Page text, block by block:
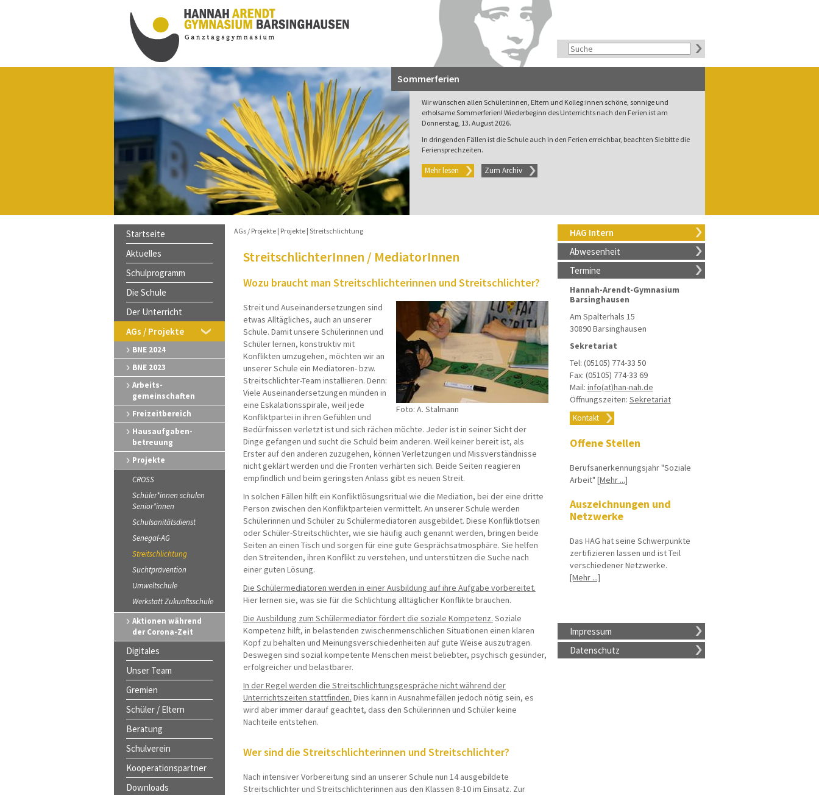
Sommerferien
Wir wünschen allen Schüler:innen, Eltern und Kolleg:innen schöne, sonnige und
erholsame Sommerferien! Wiederbeginn des Unterrichts nach den Ferien ist am
Donnerstag, 13. August 2026.
In dringenden Fällen ist die Schule auch in den Ferien erreichbar, beachten Sie bitte die
Feriensprechzeiten.
Mehr lesen Zum Archiv
HAG Intern
Abwesenheit
Termine
Hannah-Arendt-Gymnasium
Barsinghausen
Am Spalterhals 15
30890 Barsinghausen
Sekretariat
Tel: (05105) 774-33 50
Fax: (05105) 774-33 69
Mail: info(at)han-nah.de
Öffnungszeiten: Sekretariat
Kontakt
Offene Stellen
Berufsanerkennungsjahr "Soziale
Arbeit" [Mehr ...]
Auszeichnungen und
Netzwerke
Das HAG hat seine Schwerpunkte
zertifizieren lassen und ist Teil
verschiedener Netzwerke.
[Mehr ...]
Impressum
Datenschutz
Startseite
Aktuelles
Schulprogramm
Die Schule
Der Unterricht
AGs / Projekte
BNE 2024
BNE 2023
Arbeits-
gemeinschaften
Freizeitbereich
Hausaufgaben-
betreuung
Projekte
CROSS
Schüler*innen schulen
Senior*innen
Schulsanitätsdienst
Senegal-AG
Streitschlichtung
Suchtprävention
Umweltschule
Werkstatt Zukunftsschule
Aktionen während
der Corona-Zeit
Digitales
Unser Team
Gremien
Schüler / Eltern
Beratung
Schulverein
Kooperationspartner
Downloads
AGs / Projekte Projekte Streitschlichtung
StreitschlichterInnen / MediatorInnen
Wozu braucht man Streitschlichterinnen und Streitschlichter?
Foto: A. Stalmann
Streit und Auseinandersetzungen sind
etwas Alltägliches, auch an unserer
Schule. Damit unsere Schülerinnen und
Schüler lernen, konstruktiv mit
Konflikten umzugehen, möchten wir an
unserer Schule ein Mediatoren- bzw.
Streitschlichter-Team installieren. Denn:
Viele Auseinandersetzungen münden in
eine Eskalationsspirale, weil jede
Konfliktpartei in ihren Gefühlen und
Bedürfnissen verletzt ist und sich rächen möchte. Jeder ist in seiner Sicht der
Dinge gefangen und sucht die Schuld beim anderen. Weil keiner bereit ist, als
Erster auf den anderen zuzugehen, können Verletzungen und Missverständnisse
nicht geklärt werden und die Fronten verhärten sich. Beide Seiten reagieren
empfindlich und beim geringsten Anlass gibt es neuen Streit.
In solchen Fällen hilft ein Konfliktlösungsritual wie die Mediation, bei der eine dritte
Person zwischen den Konfliktparteien vermittelt. An unserer Schule werden
Schülerinnen und Schüler zu Schülermediatoren ausgebildet. Diese Konfliktlotsen
oder Schüler-Streitschlichter, wie sie häufig auch genannt werden, bringen beide
Seiten an einen Tisch und sorgen für eine gute Gesprächsatmosphäre. Sie helfen
den Streitenden, ihren Konflikt zu verstehen, und unterstützen die Suche nach
einer guten Lösung.
Die Schülermediatoren werden in einer Ausbildung auf ihre Aufgabe vorbereitet.
Hier lernen sie, was sie für die Schlichtung alltäglicher Konflikte brauchen.
Die Ausbildung zum Schülermediator fördert die soziale Kompetenz. Soziale
Kompetenz hilft, in belastenden zwischenmenschlichen Situationen einen klaren
Kopf zu behalten und Meinungsverschiedenheiten auf gute Weise auszutragen.
Deswegen sind sozial kompetente Menschen meist beliebter, psychisch gesünder,
erfolgreicher und belastbarer.
In der Regel werden die Streitschlichtungsgespräche nicht während der
Unterrichtszeiten stattfinden. Dies kann in Ausnahmefällen jedoch nötig sein, es
wird aber immer darauf geachtet, dass den Schülerinnen und Schüler keine
Nachteile entstehen.
Wer sind die Streitschlichterinnen und Streitschlichter?
Nach intensiver Vorbereitung sind an unserer Schule nun 14 ausgebildete
Streitschlichter und Streitschlichterinnen aus den Klassen 8-10 im Einsatz. Zur